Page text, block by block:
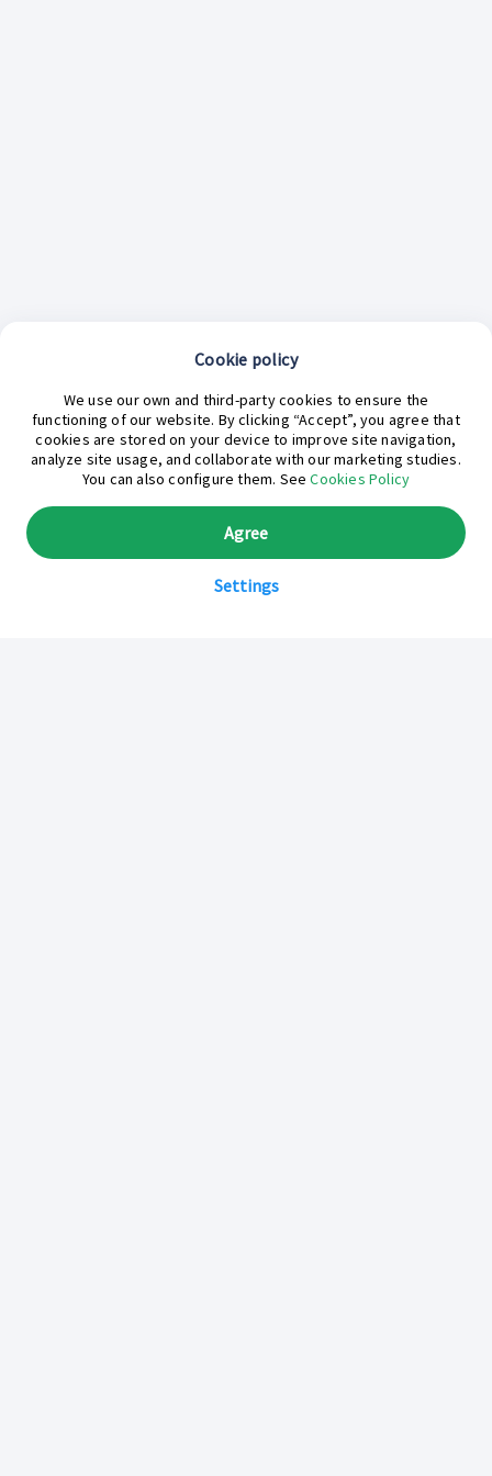
¿En qué podemos ayudarte hoy?
Cookie policy
We use our own and third-party cookies to ensure the
functioning of our website. By clicking “Accept”, you agree that
cookies are stored on your device to improve site navigation,
analyze site usage, and collaborate with our marketing studies.
You can also configure them. SeeCookies Policy
Settings
Agree